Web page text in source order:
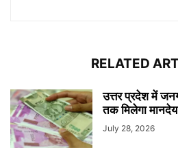
RELATED
उत्तर प्रदेश में
तक मिलेगा
July 28, 2026